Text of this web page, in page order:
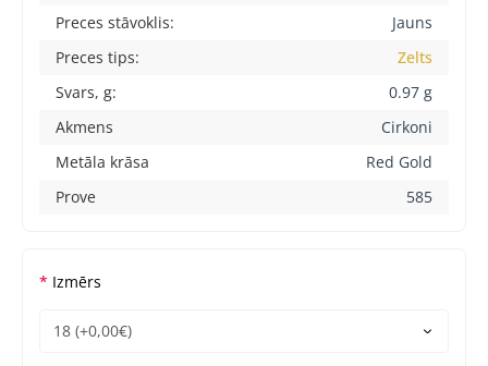
Preces stāvoklis:
Jauns
Preces tips:
Zelts
Svars, g:
0.97 g
Akmens
Cirkoni
Metāla krāsa
Red Gold
Prove
585
Izmērs